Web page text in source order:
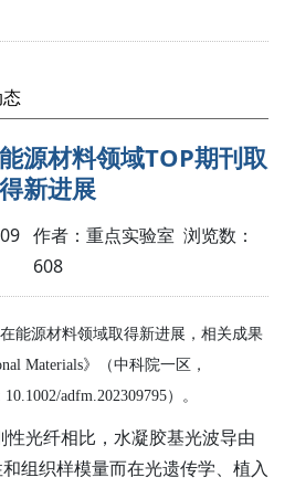
源材料领域TOP期刊取
得新进展
作者：重点实验室 浏览数：
608
能源材料领域取得新进展，相关成果
Materials》（中科院一区，
adfm.202309795）。
性光纤相比，水凝胶基光波导由
组织样模量而在光遗传学、植入